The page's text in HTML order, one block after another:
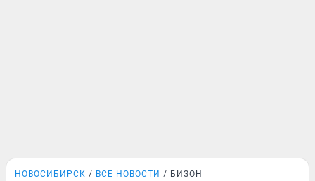
НОВОСИБИРСК ВСЕ НОВОСТИ БИЗОН